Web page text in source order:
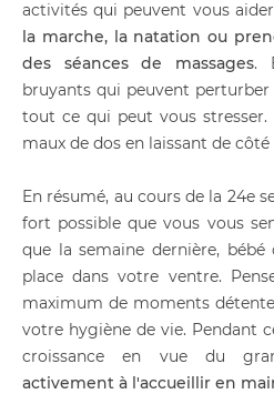
activités qui peuvent vous
la marche, la natation ou
des séances de massages.
bruyants qui peuvent
tout ce qui peut vous stresser.
maux de dos en laissant de
En résumé, au cours de la 24e
fort possible que vous vous
que la semaine dernière,
place dans votre ventre.
maximum de moments
votre hygiène de vie. Pendant
croissance en vue du
activement à l'accueillir en